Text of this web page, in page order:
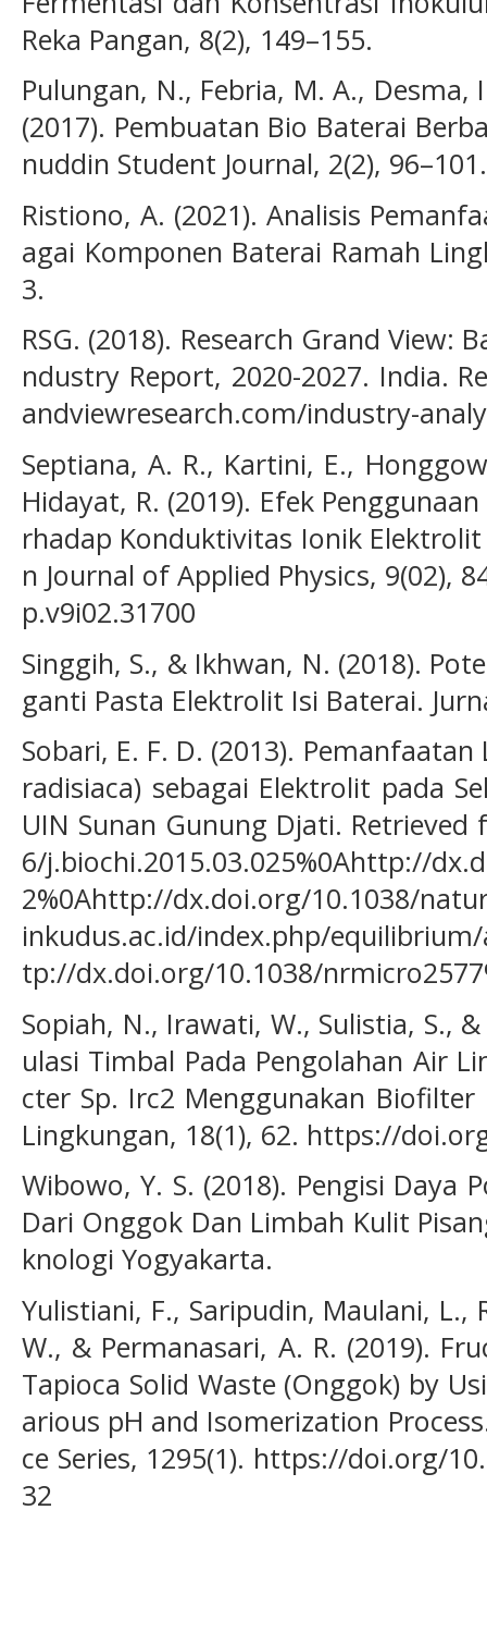
Reka Pangan, 8(2), 149–155.
Pulungan, N., Febria, M. A., Desma,
(2017). Pembuatan Bio Baterai
nuddin Student Journal, 2(2), 96–101.
Ristiono, A. (2021). Analisis
agai Komponen Baterai Ramah
3.
RSG. (2018). Research Grand View:
ndustry Report, 2020-2027. India.
andviewresearch.com/industry-
Septiana, A. R., Kartini, E.,
Hidayat, R. (2019). Efek
rhadap Konduktivitas Ionik
n Journal of Applied Physics, 9(02),
p.v9i02.31700
Singgih, S., & Ikhwan, N. (2018).
ganti Pasta Elektrolit Isi Baterai.
Sobari, E. F. D. (2013).
radisiaca) sebagai Elektrolit pada
UIN Sunan Gunung Djati.
6/j.biochi.2015.03.025%0Ahttp://
2%0Ahttp://dx.doi.org/10.1038/
inkudus.ac.id/index.php/
tp://dx.doi.org/10.1038/
Sopiah, N., Irawati, W., Sulistia, S.,
ulasi Timbal Pada Pengolahan Air
cter Sp. Irc2 Menggunakan
Lingkungan, 18(1), 62. https://
Wibowo, Y. S. (2018). Pengisi Daya
Dari Onggok Dan Limbah Kulit
knologi Yogyakarta.
Yulistiani, F., Saripudin, Maulani, L.,
W., & Permanasari, A. R. (2019).
Tapioca Solid Waste (Onggok) by
arious pH and Isomerization
ce Series, 1295(1). https://doi.org/
32